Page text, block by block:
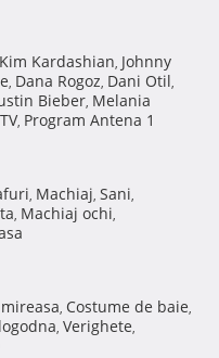
Kim Kardashian, Johnny
, Dana Rogoz, Dani Otil,
Bieber, Melania
, Program Antena 1
, Machiaj, Sani,
, Machiaj ochi,
, Costume de baie,
, Verighete,